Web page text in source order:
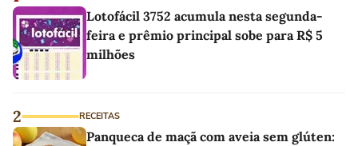
Lotofácil 3752 acumula nesta segunda-
feira e prêmio principal sobe para R$ 5
milhões
2 RECEITAS
Panqueca de maçã com aveia sem glúten: